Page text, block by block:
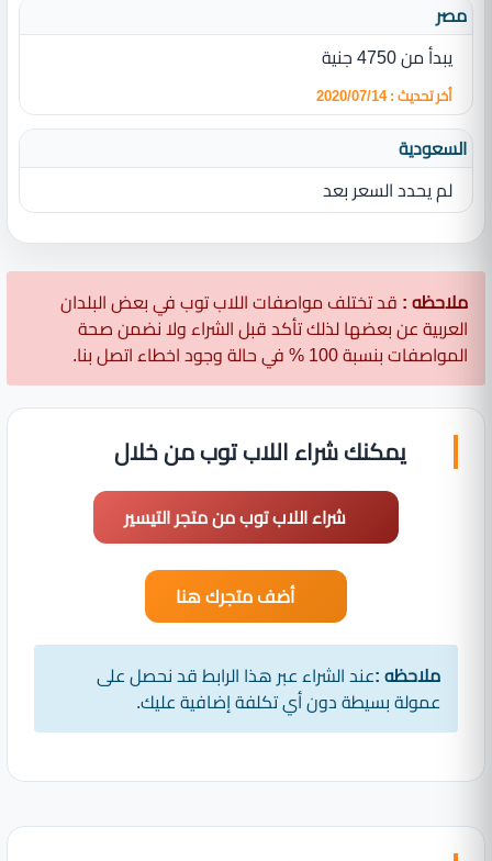
مصر
يبدأ من 4750 جنية
أخر تحديث : 2020/07/14
السعودية
لم يحدد السعر بعد
ملاحظه : قد تختلف مواصفات اللاب توب في بعض البلدان
العربية عن بعضها لذلك تأكد قبل الشراء ولا نضمن صحة
المواصفات بنسبة 100 % في حالة وجود اخطاء اتصل بنا.
يمكنك شراء اللاب توب من خلال
شراء اللاب توب من متجر التيسير
أضف متجرك هنا
ملاحظه :عند الشراء عبر هذا الرابط قد نحصل على
عمولة بسيطة دون أي تكلفة إضافية عليك.